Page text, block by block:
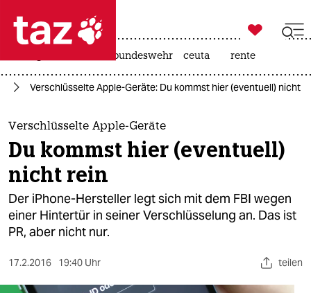
 taz zahl ich
taz zahl ich
themen
politik
öko
gesellschaft
sport

taz zahl ich
bundeswehr ceuta rente
Verschlüsselte Apple-Geräte: Du kommst hier (eventuell) nicht
Verschlüsselte Apple-Geräte
Du kommst hier (eventuell)
nicht rein
Der iPhone-Hersteller legt sich mit dem FBI wegen
einer Hintertür in seiner Verschlüsselung an. Das ist
PR, aber nicht nur.
17.2.2016 19:40 Uhr teilen